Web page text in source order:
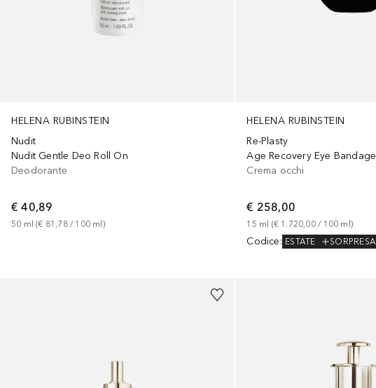
HELENA RUBINSTEIN
Nudit
Nudit Gentle Deo Roll On
Deodorante
€ 40,89
50 ml (€ 81,78 / 100 ml )
HELENA RUBINSTEIN
Re-Plasty
Age Recovery Eye Bandage
Crema occhi
€ 258,00
15 ml (€ 1.720,00 / 100 ml )
Codice: ESTATE SORPRESA